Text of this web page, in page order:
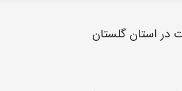
در استان گلستان